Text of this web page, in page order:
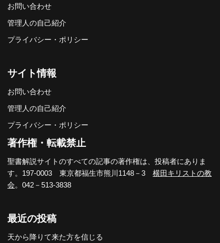
お問い合わせ
管理人の自己紹介
プライバシー・ポリシー
サイト情報
お問い合わせ
管理人の自己紹介
プライバシー・ポリシー
著作権・転載禁止
聖書解説サイトのすべての記事の著作権は、投稿者にありま
す。197-0003 東京都福生市熊川1148－3 横田キリストの教
会。042－513-3838
最近の投稿
天から降りて来た方を信じる